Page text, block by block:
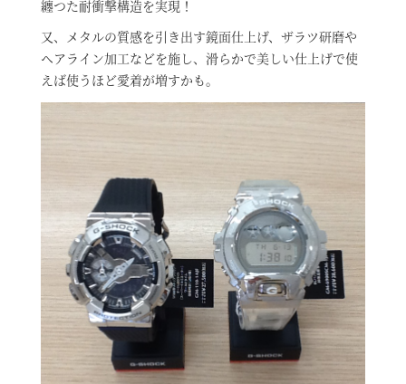
纏つた耐衝撃構造を実現！
又、メタルの質感を引き出す鏡面仕上げ、ザラツ研磨や
ヘアライン加工などを施し、滑らかで美しい仕上げで使
えば使うほど愛着が増すかも。